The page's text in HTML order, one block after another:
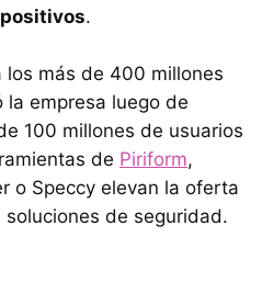
.
los más de 400 millones
la empresa luego de
100 millones de usuarios
de Piriform,
o Speccy elevan la oferta
de seguridad.